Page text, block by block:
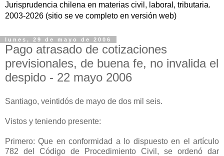
Jurisprudencia chilena en materias civil, laboral, tributaria.
2003-2026 (sitio se ve completo en versión web)
lunes, 29 de mayo de 2006
Pago atrasado de cotizaciones
previsionales, de buena fe, no invalida el
despido - 22 mayo 2006
Santiago, veintidós de mayo de dos mil seis.
Vistos y teniendo presente:
Primero: Que en conformidad a lo dispuesto en el artículo
782 del Código de Procedimiento Civil, se ordenó dar